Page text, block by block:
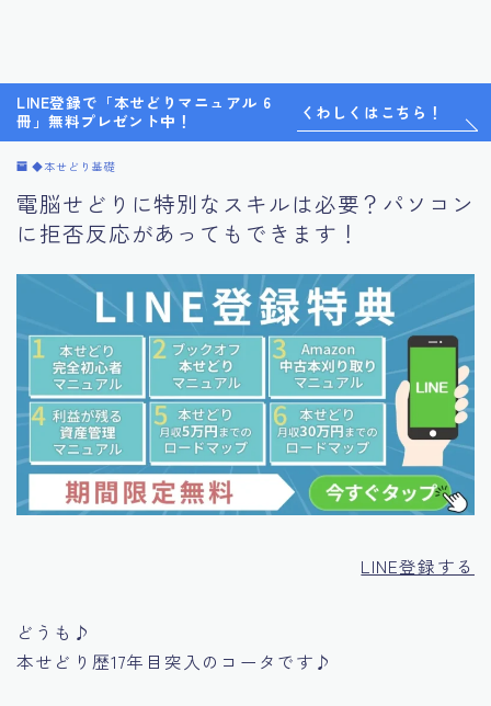
LINE登録で「本せどりマニュアル 6
冊」無料プレゼント中！
くわしくはこちら！
◆本せどり基礎
電脳せどりに特別なスキルは必要？パソコン
に拒否反応があってもできます！
LINE登録する
どうも♪
本せどり歴17年目突入のコータです♪